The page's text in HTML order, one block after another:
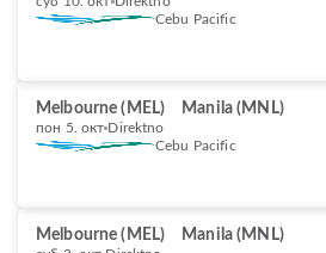
Cebu Pacific
Melbourne (MEL) Manila (MNL)
пон 5. окт Direktno
Cebu Pacific
Melbourne (MEL) Manila (MNL)